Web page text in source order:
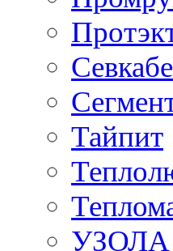
Тайпит
УЗОЛА